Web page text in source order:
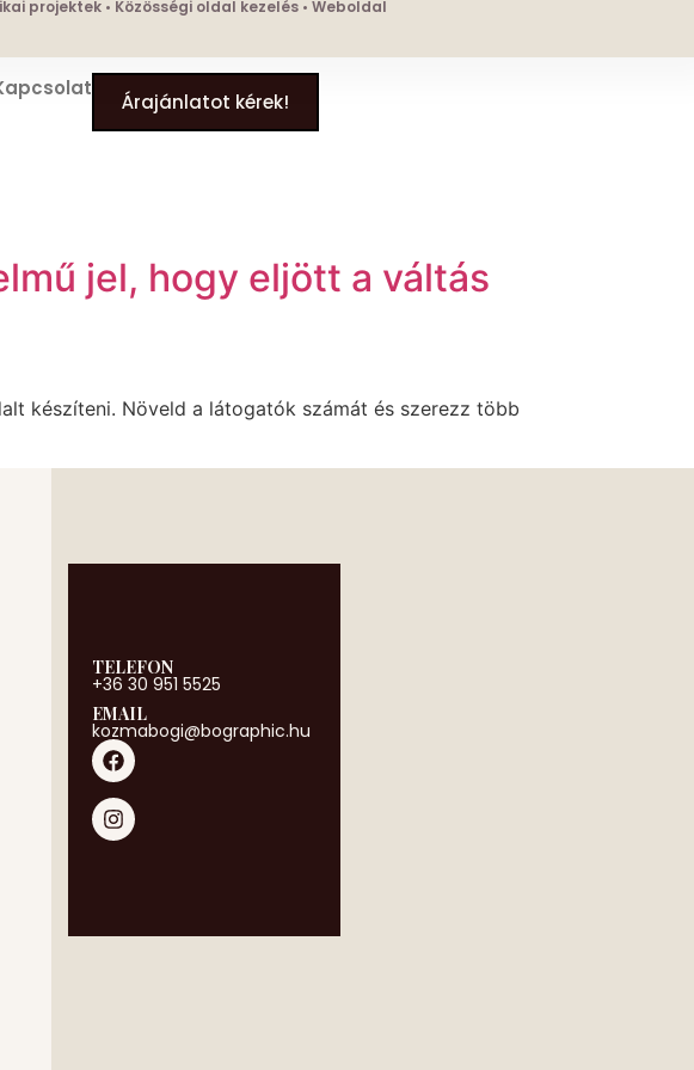
projektek • Közösségi oldal kezelés • Weboldal
Árajánlatot kérek!
jel, hogy eljött a váltás
készíteni. Növeld a látogatók számát és szerezz több
TELEFON
+36 30 951 5525
EMAIL
kozmabogi@bographic.hu